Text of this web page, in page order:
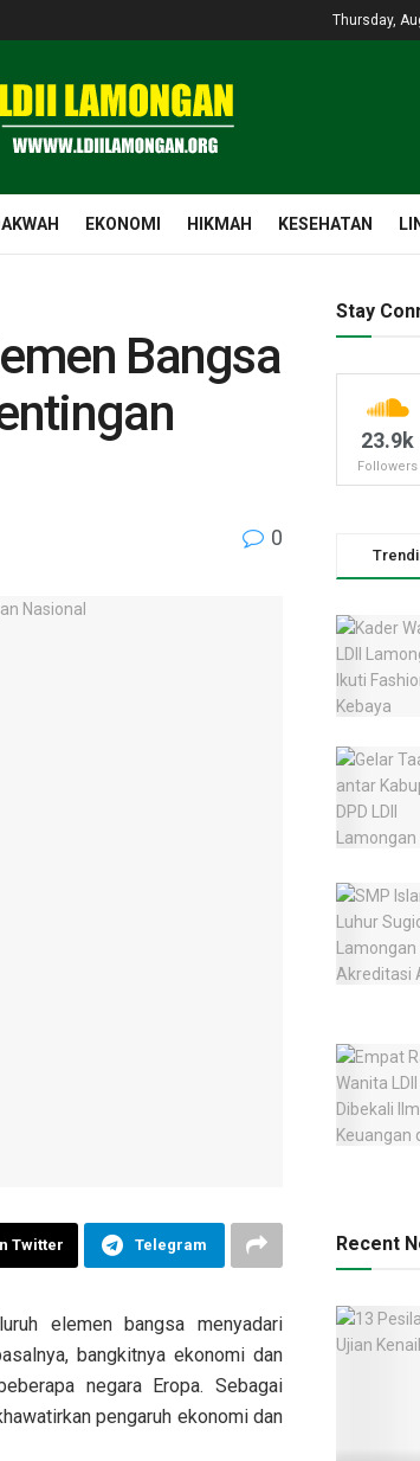
Thursday,
EKONOMI HIKMAH KESEHATAN
Bangsa
0
Twitter Telegram
elemen bangsa menyadari
bangkitnya ekonomi dan
negara Eropa. Sebagai
pengaruh ekonomi dan
Stay
23.9k
Followers
Recent